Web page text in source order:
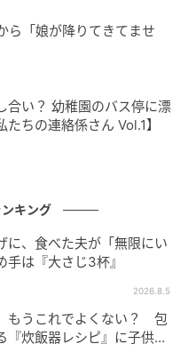
漬けの完成です。
「娘が降りてきてませ
合い？ 幼稚園のバス停に漂
ちの連絡係さん Vol.1】
キング
に、食べた夫が「無限にい
は『大さじ3杯』
2026.8.5
もうこれでよくない？ 包
『炊飯器レシピ』に子供が